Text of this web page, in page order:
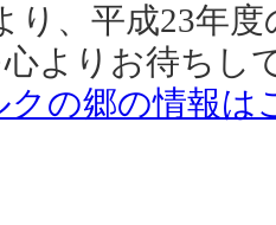
り、平成23年
よりお待ちし
の郷の情報は